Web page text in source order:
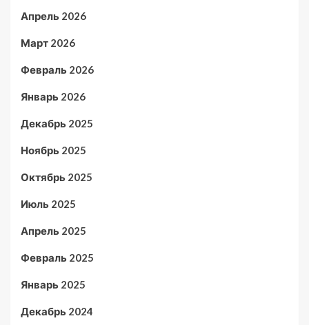
Апрель 2026
Март 2026
Февраль 2026
Январь 2026
Декабрь 2025
Ноябрь 2025
Октябрь 2025
Июль 2025
Апрель 2025
Февраль 2025
Январь 2025
Декабрь 2024